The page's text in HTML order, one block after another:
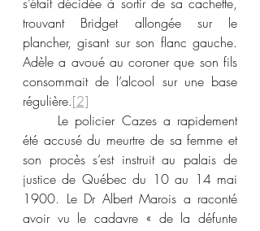
trouvant Bridget allongée sur le
plancher, gisant sur son flanc gauche.
Adèle a avoué au coroner que son fils
consommait de l’alcool sur une base
régulière.[2]
été accusé du meurtre de sa femme et
son procès s’est instruit au palais de
justice de Québec du 10 au 14 mai
1900. Le Dr Albert Marois a raconté
avoir vu le cadavre « de la défunte